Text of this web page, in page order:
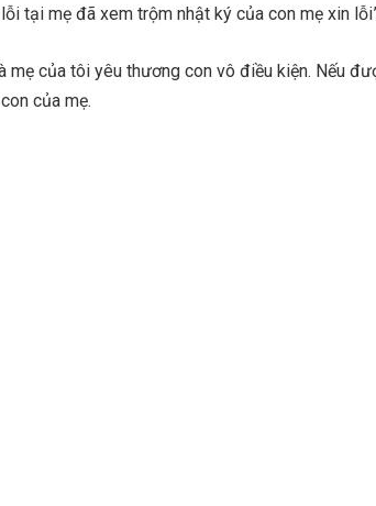
tại mẹ đã xem trộm nhật ký của con mẹ xin
mẹ của tôi yêu thương con vô điều kiện. Nếu
của mẹ.